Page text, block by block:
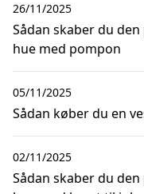
Sådan skaber du
hue med pompon
26/11/2025
Sådan køber du en
05/11/2025
Sådan skaber du
02/11/2025